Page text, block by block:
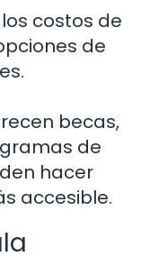
costos de
de
becas,
de
hacer
accesible.